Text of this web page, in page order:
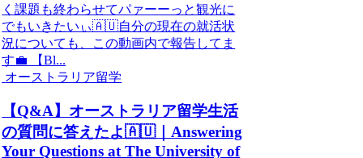
く課題も終わらせてパァーーっと観光に
でもいきたいぃ🇦🇺自分の現在の就活状
況についても、この動画内で報告してま
す💼 【Bl...
オーストラリア留学
【Q&A】オーストラリア留学生活
の質問に答えたよ🇦🇺｜Answering
Your Questions at The University of